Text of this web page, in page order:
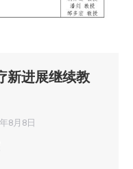
新进展继续教
8月8日